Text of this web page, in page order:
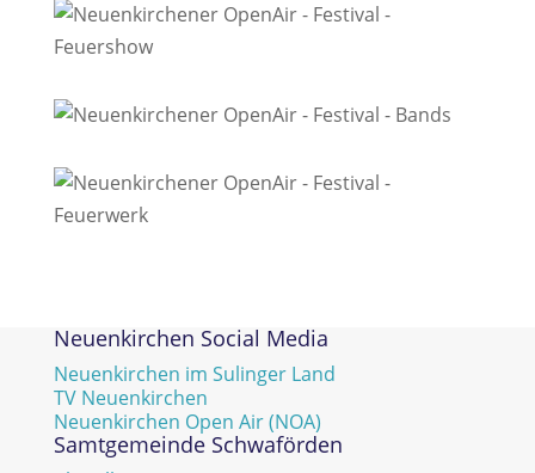
Neuenkirchen Social Media
Neuenkirchen im Sulinger Land
TV Neuenkirchen
Neuenkirchen Open Air (NOA)
Samtgemeinde Schwaförden